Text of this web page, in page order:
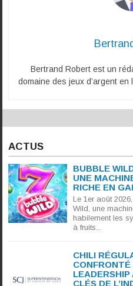
Bertrand Robert est un
domaine des jeux d’argent
ACTUS
BUBBLE
UNE
RICHE EN
Le 1er août
Wild, une
habilement les
à fruits...
CHILI
CONFRONTÉ
LEADERSHIP
CLÉS DE